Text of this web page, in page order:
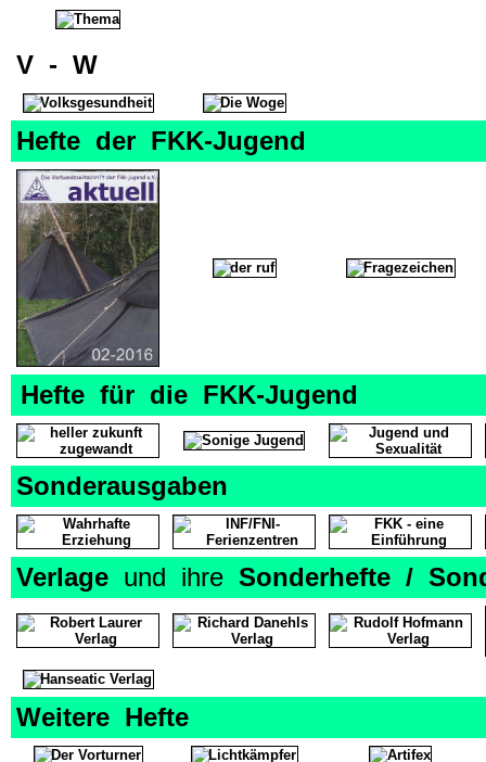
V - W
Hefte der FKK-Jugend
Hefte für die FKK-Jugend
Sonderausgaben
Verlage und ihre Sonderhefte /
Weitere Hefte